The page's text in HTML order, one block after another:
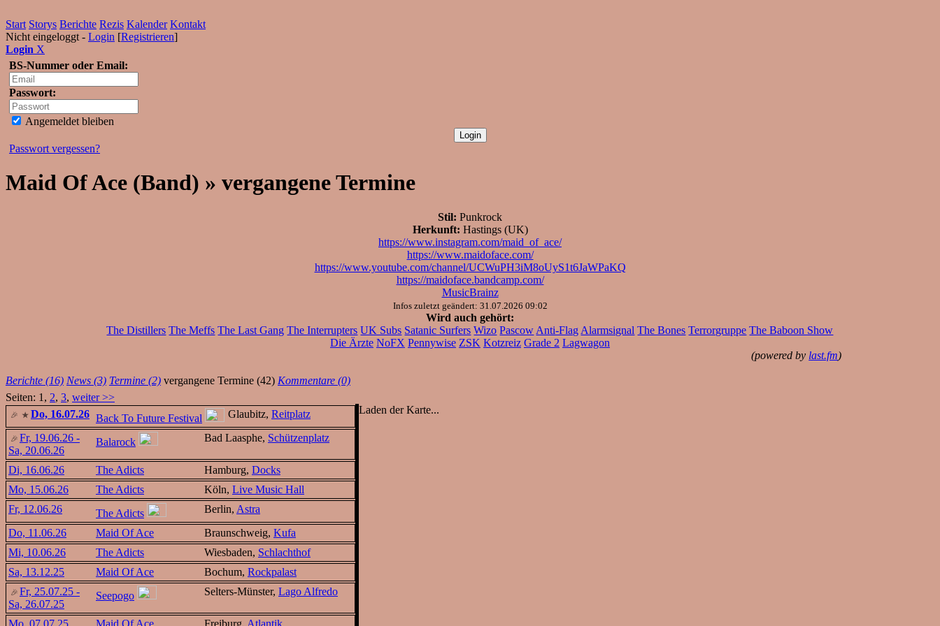
Start Storys Berichte Rezis Kalender Kontakt
Nicht eingeloggt - Login [Registrieren]
Login X
BS-Nummer oder Email:
Passwort:
Angemeldet bleiben
Passwort vergessen?
Maid Of Ace (Band) » vergangene Termine
Stil: Punkrock
Herkunft: Hastings (UK)
https://www.instagram.com/maid_of_ace/
https://www.maidoface.com/
https://www.youtube.com/channel/UCWuPH3iM8oUyS1t6JaWPaKQ
https://maidoface.bandcamp.com/
MusicBrainz
Infos zuletzt geändert: 31.07.2026 09:02
Wird auch gehört:
The Distillers The Meffs The Last Gang The Interrupters UK Subs Satanic Surfers Wizo Pascow Anti-Flag Alarmsignal The Bones Terrorgruppe The Baboon Show
Die Ärzte NoFX Pennywise ZSK Kotzreiz Grade 2 Lagwagon
(powered by last.fm)
Berichte (16) News (3) Termine (2) vergangene Termine (42) Kommentare (0)
Seiten: 1, 2, 3, weiter >>
Do, 16.07.26 Back To Future Festival Glaubitz, Reitplatz
Fr, 19.06.26 -
Sa, 20.06.26
Balarock Bad Laasphe, Schützenplatz
Di, 16.06.26 The Adicts Hamburg, Docks
Mo, 15.06.26
The Adicts Köln, Live Music Hall
Fr, 12.06.26
The Adicts Berlin, Astra
Do, 11.06.26
Maid Of Ace Braunschweig, Kufa
Mi, 10.06.26
The Adicts Wiesbaden, Schlachthof
Sa, 13.12.25
Maid Of Ace Bochum, Rockpalast
Fr, 25.07.25 -
Sa, 26.07.25
Seepogo Selters-Münster, Lago Alfredo
Mo, 07.07.25 Maid Of Ace Freiburg, Atlantik
Laden der Karte...